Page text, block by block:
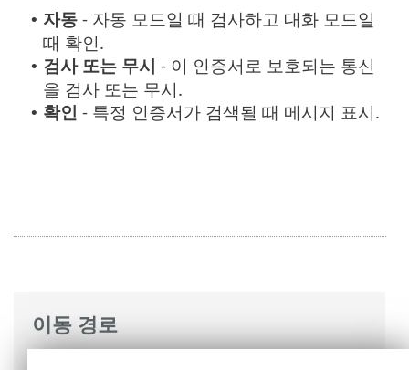
이동 경로
• 자동 - 자동 모드일 때 검사하고 대화 모드일
때 확인.
• 검사 또는 무시 - 이 인증서로 보호되는 통신
을 검사 또는 무시.
• 확인 - 특정 인증서가 검색될 때 메시지 표시.